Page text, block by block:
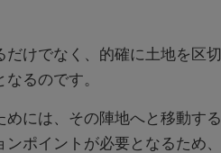
だけでなく、的確に土地を区
るのです。
めには、その陣地へと移動す
ポイントが必要となるため